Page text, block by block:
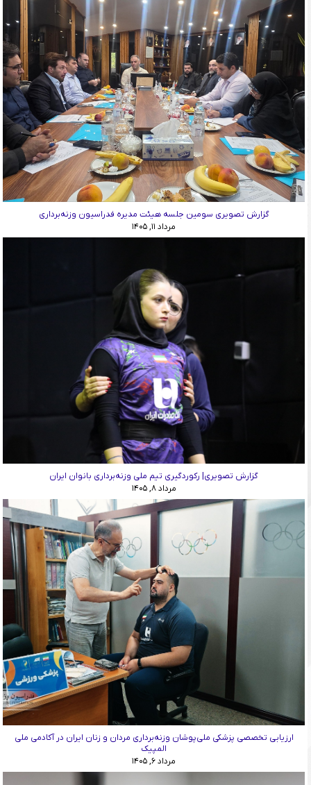
گزارش تصویری سومین جلسه هیئت مدیره فدراسیون وزنه‌برداری
مرداد ۱۱, ۱۴۰۵
گزارش تصویری| رکوردگیری تیم ملی وزنه‌برداری بانوان ایران
مرداد ۸, ۱۴۰۵
ارزیابی تخصصی پزشکی ملی‌پوشان وزنه‌برداری مردان و زنان ایران در آکادمی ملی
المپیک
مرداد ۶, ۱۴۰۵